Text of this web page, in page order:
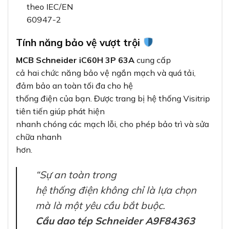
theo IEC/EN
60947-2
Tính năng bảo vệ vượt trội
MCB Schneider iC60H 3P 63A cung cấp
cả hai chức năng bảo vệ ngắn mạch và quá tải,
đảm bảo an toàn tối đa cho hệ
thống điện của bạn. Được trang bị hệ thống Visitrip
tiên tiến giúp phát hiện
nhanh chóng các mạch lỗi, cho phép bảo trì và sửa
chữa nhanh
hơn.
“Sự an toàn trong
hệ thống điện không chỉ là lựa chọn
mà là một yêu cầu bắt buộc.
Cầu dao tép Schneider A9F84363